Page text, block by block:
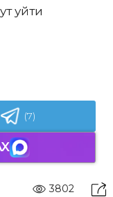
уйти
(7)
3802